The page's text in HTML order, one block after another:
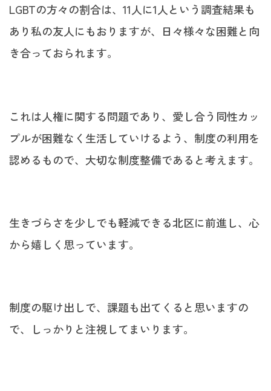
LGBTの方々の割合は、11人に1人という調査結果も
あり私の友人にもおりますが、日々様々な困難と向
き合っておられます。
これは人権に関する問題であり、愛し合う同性カッ
プルが困難なく生活していけるよう、制度の利用を
認めるもので、大切な制度整備であると考えます。
生きづらさを少しでも軽減できる北区に前進し、心
から嬉しく思っています。
制度の駆け出しで、課題も出てくると思いますの
で、しっかりと注視してまいります。